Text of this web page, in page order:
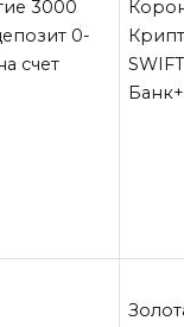
3000
0-
счет
Банк+